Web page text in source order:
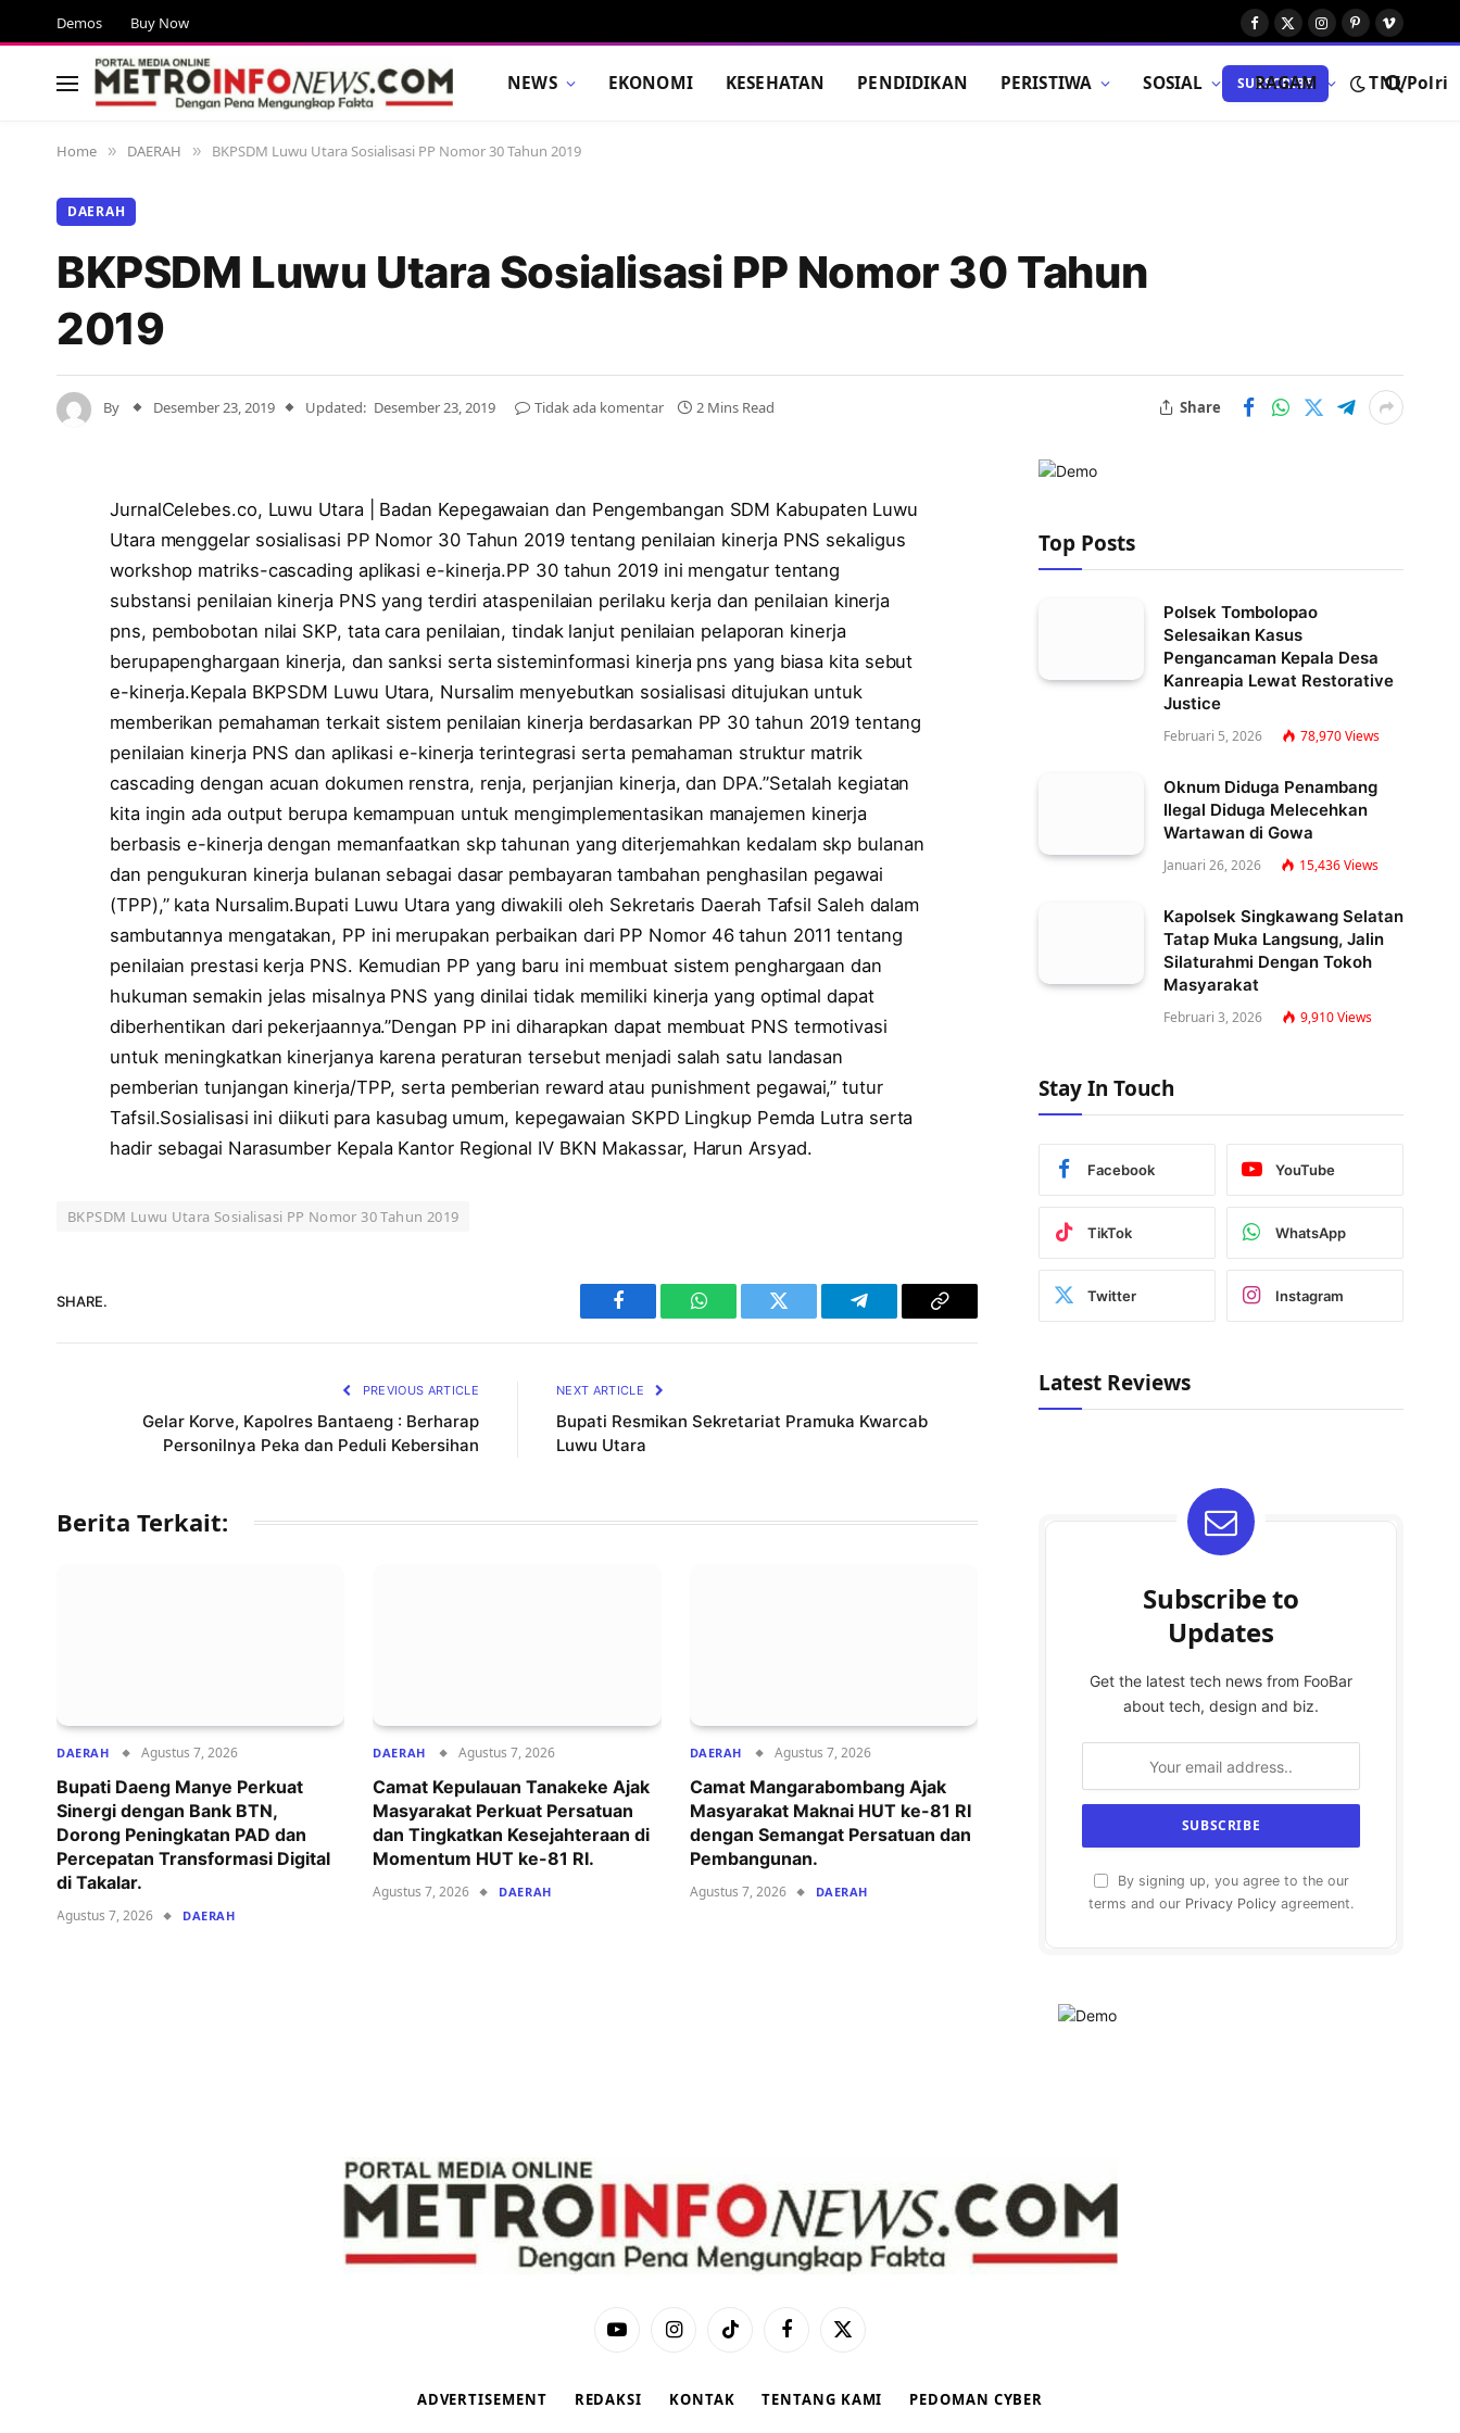
Demos Buy Now
Facebook
X
Instagram
Pinterest
Vimeo
NEWS EKONOMI KESEHATAN PENDIDIKAN PERISTIWA SOSIAL RAGAM TNI/Polri
SUBSCRIBE
Home » DAERAH » BKPSDM Luwu Utara Sosialisasi PP Nomor 30 Tahun 2019
DAERAH
BKPSDM Luwu Utara Sosialisasi PP Nomor 30 Tahun
2019
By Desember 23, 2019 Updated: Desember 23, 2019 Tidak ada komentar 2 Mins Read Share
JurnalCelebes.co, Luwu Utara | Badan Kepegawaian dan Pengembangan SDM Kabupaten Luwu
Utara menggelar sosialisasi PP Nomor 30 Tahun 2019 tentang penilaian kinerja PNS sekaligus
workshop matriks-cascading aplikasi e-kinerja.PP 30 tahun 2019 ini mengatur tentang
substansi penilaian kinerja PNS yang terdiri ataspenilaian perilaku kerja dan penilaian kinerja
pns, pembobotan nilai SKP, tata cara penilaian, tindak lanjut penilaian pelaporan kinerja
berupapenghargaan kinerja, dan sanksi serta sisteminformasi kinerja pns yang biasa kita sebut
e-kinerja.Kepala BKPSDM Luwu Utara, Nursalim menyebutkan sosialisasi ditujukan untuk
memberikan pemahaman terkait sistem penilaian kinerja berdasarkan PP 30 tahun 2019 tentang
penilaian kinerja PNS dan aplikasi e-kinerja terintegrasi serta pemahaman struktur matrik
cascading dengan acuan dokumen renstra, renja, perjanjian kinerja, dan DPA.”Setalah kegiatan
kita ingin ada output berupa kemampuan untuk mengimplementasikan manajemen kinerja
berbasis e-kinerja dengan memanfaatkan skp tahunan yang diterjemahkan kedalam skp bulanan
dan pengukuran kinerja bulanan sebagai dasar pembayaran tambahan penghasilan pegawai
(TPP),” kata Nursalim.Bupati Luwu Utara yang diwakili oleh Sekretaris Daerah Tafsil Saleh dalam
sambutannya mengatakan, PP ini merupakan perbaikan dari PP Nomor 46 tahun 2011 tentang
penilaian prestasi kerja PNS. Kemudian PP yang baru ini membuat sistem penghargaan dan
hukuman semakin jelas misalnya PNS yang dinilai tidak memiliki kinerja yang optimal dapat
diberhentikan dari pekerjaannya.”Dengan PP ini diharapkan dapat membuat PNS termotivasi
untuk meningkatkan kinerjanya karena peraturan tersebut menjadi salah satu landasan
pemberian tunjangan kinerja/TPP, serta pemberian reward atau punishment pegawai,” tutur
Tafsil.Sosialisasi ini diikuti para kasubag umum, kepegawaian SKPD Lingkup Pemda Lutra serta
hadir sebagai Narasumber Kepala Kantor Regional IV BKN Makassar, Harun Arsyad.
BKPSDM Luwu Utara Sosialisasi PP Nomor 30 Tahun 2019
SHARE.
Facebook WhatsAppTwitter Telegram Copy
PREVIOUS ARTICLE
Gelar Korve, Kapolres Bantaeng : Berharap
Personilnya Peka dan Peduli Kebersihan
NEXT ARTICLE
Bupati Resmikan Sekretariat Pramuka Kwarcab
Luwu Utara
Berita Terkait:
DAERAH Agustus 7, 2026
Bupati Daeng Manye Perkuat
Sinergi dengan Bank BTN,
Dorong Peningkatan PAD dan
Percepatan Transformasi Digital
di Takalar.
Agustus 7, 2026 DAERAH
DAERAH Agustus 7, 2026
Camat Kepulauan Tanakeke Ajak
Masyarakat Perkuat Persatuan
dan Tingkatkan Kesejahteraan di
Momentum HUT ke-81 RI.
Agustus 7, 2026 DAERAH
DAERAH Agustus 7, 2026
Camat Mangarabombang Ajak
Masyarakat Maknai HUT ke-81 RI
dengan Semangat Persatuan dan
Pembangunan.
Agustus 7, 2026 DAERAH
Top Posts
Polsek Tombolopao
Selesaikan Kasus
Pengancaman Kepala Desa
Kanreapia Lewat Restorative
Justice
Februari 5, 2026 78,970Views
Oknum Diduga Penambang
Ilegal Diduga Melecehkan
Wartawan di Gowa
Januari 26, 2026 15,436Views
Kapolsek Singkawang Selatan
Tatap Muka Langsung, Jalin
Silaturahmi Dengan Tokoh
Masyarakat
Februari 3, 2026 9,910Views
Stay In Touch
Facebook YouTube
TikTok WhatsApp
Twitter Instagram
Latest Reviews
Subscribe to
Updates
Get the latest tech news from FooBar
about tech, design and biz.
By signing up, you agree to the our
terms and our Privacy Policy agreement.
YouTubeInstagramTikTok Facebook
X
ADVERTISEMENT REDAKSI KONTAK TENTANG KAMI PEDOMAN CYBER